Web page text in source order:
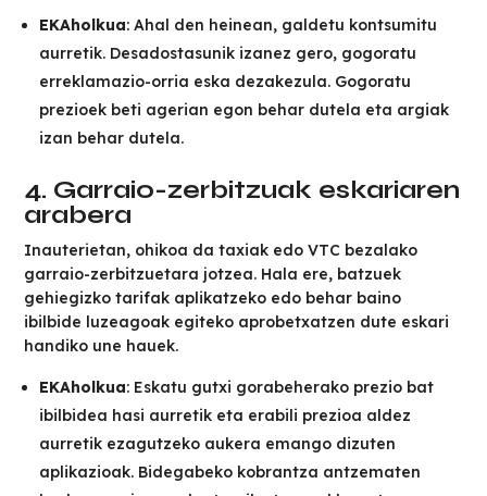
EKAholkua: Ahal den heinean, galdetu kontsumitu
aurretik. Desadostasunik izanez gero, gogoratu
erreklamazio-orria eska dezakezula. Gogoratu
prezioek beti agerian egon behar dutela eta argiak
izan behar dutela.
4. Garraio-zerbitzuak eskariaren
arabera
Inauterietan, ohikoa da taxiak edo VTC bezalako
garraio-zerbitzuetara jotzea. Hala ere, batzuek
gehiegizko tarifak aplikatzeko edo behar baino
ibilbide luzeagoak egiteko aprobetxatzen dute eskari
handiko une hauek.
EKAholkua: Eskatu gutxi gorabeherako prezio bat
ibilbidea hasi aurretik eta erabili prezioa aldez
aurretik ezagutzeko aukera emango dizuten
aplikazioak. Bidegabeko kobrantza antzematen